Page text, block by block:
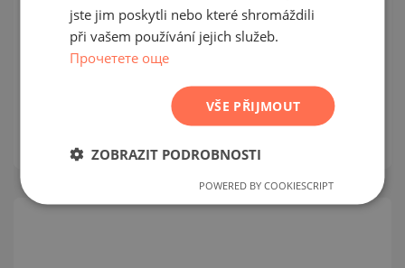
novostavbě s aktem 14 v kv.Ovcha
Kupel
OVCHA KUPEL / SOFIA / SOFIA / BULHARSKO
POLISH
CZECH
jste jim poskytli nebo které shromáždili
při vašem používání jejich služeb.
Прочетете още
VŠE PŘIJMOUT
ZOBRAZIT PODROBNOSTI
POWERED BY COOKIESCRIPT